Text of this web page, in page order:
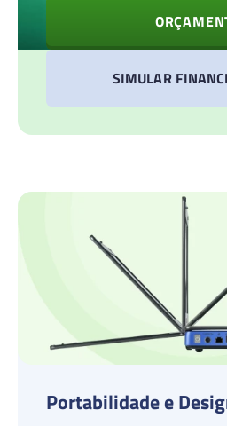
SIMULAR
Portabilidade e